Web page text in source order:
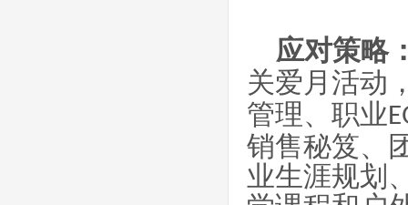
应对策略
关爱月活动
管理、职业
销售秘笈、
业生涯规划